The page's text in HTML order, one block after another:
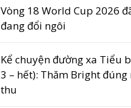
Vòng 18 World Cup 2026
đang đổi ngôi
Kể chuyện đường xa Tiểu
3 – hết): Thăm Bright
thu